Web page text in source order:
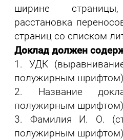
ширине страницы,
расстановка
страниц со списком
Доклад должен
1. УДК
полужирным
2. Название
полужирным
3. Фамилия И. О.
полужирным